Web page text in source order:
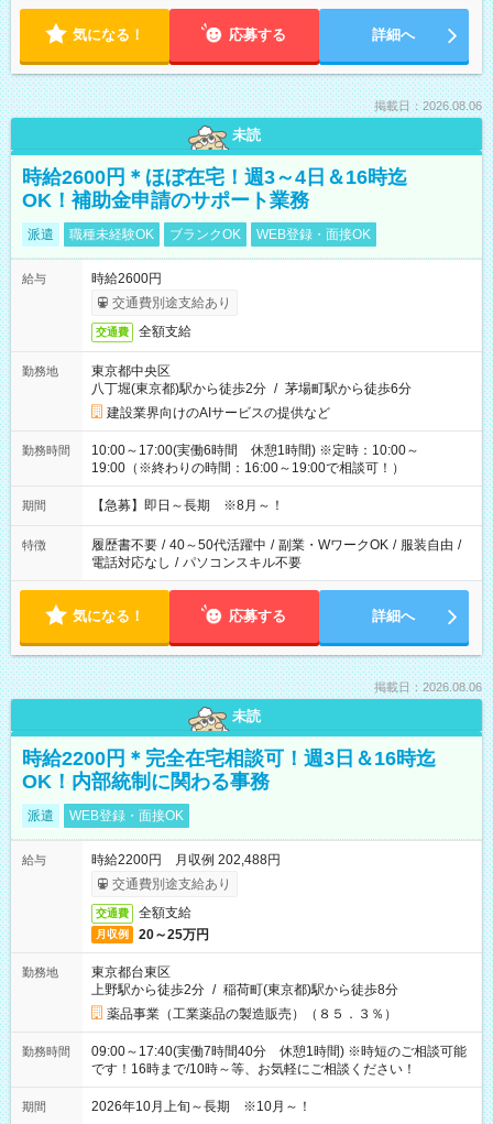
気になる！ 応募する 詳細へ
掲載日：2026.08.06
未読
時給2600円＊ほぼ在宅！週3～4日＆16時迄
OK！補助金申請のサポート業務
派遣 職種未経験OK ブランクOK WEB登録・面接OK
給与
時給2600円
交通費別途支給あり
交通費 全額支給
勤務地
東京都中央区
八丁堀(東京都)駅から徒歩2分 / 茅場町駅から徒歩6分
建設業界向けのAIサービスの提供など
勤務時間
10:00～17:00(実働6時間 休憩1時間) ※定時：10:00～
19:00（※終わりの時間：16:00～19:00で相談可！）
期間 【急募】即日～長期 ※8月～！
特徴 履歴書不要 / 40～50代活躍中 / 副業・WワークOK / 服装自由 /
電話対応なし / パソコンスキル不要
気になる！ 応募する 詳細へ
掲載日：2026.08.06
未読
時給2200円＊完全在宅相談可！週3日＆16時迄
OK！内部統制に関わる事務
派遣 WEB登録・面接OK
給与
時給2200円 月収例 202,488円
交通費別途支給あり
交通費 全額支給
月収例 20～25万円
勤務地
東京都台東区
上野駅から徒歩2分 / 稲荷町(東京都)駅から徒歩8分
薬品事業（工業薬品の製造販売）（８５．３％）
勤務時間
09:00～17:40(実働7時間40分 休憩1時間) ※時短のご相談可能
です！16時まで/10時～等、お気軽にご相談ください！
期間 2026年10月上旬～長期 ※10月～！